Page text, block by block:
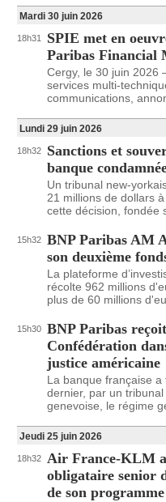
Mardi 30 juin 2026
18h31
SPIE met en
Paribas Financial
Cergy, le 30 juin 2026
services multi-
communications,
Lundi 29 juin 2026
18h32
Sanctions et
banque
Un tribunal new-
21 millions de dollars
cette décision, fondée
15h32 BNP Paribas AM
son deuxième
La plateforme
récolte 962 millions
plus de 60 millions
15h30 BNP Paribas
Confédération
justice américaine
La banque française a
dernier, par un
genevoise, le régime
Jeudi 25 juin 2026
18h32 Air France-KLM
obligataire senior
de son